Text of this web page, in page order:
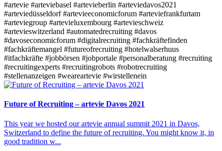
#artevie #arteviebasel #artevieberlin #arteviedavos2021
#arteviedüsseldorf#artevieeconomicforum #arteviefrankfurtam
#arteviegroup #artevieluxembourg #artevieschweiz
#artevieswitzerland #automatedrecruiting #davos
#davoseconomicforum #digitalrecruiting #fachkräftefinden
#fachkräftemangel #futureofrecruiting #hotelwalserhuus
#itfachkräfte #jobbörsen #jobportale #personalberatung #recruiting
#recruitingexperts #recruitingrobots #robotrecruiting
#stellenanzeigen #weareartevie #wirstellenein
Future of Recruiting – artevie Davos 2021
This year we hosted our artevie annual summit 2021 in Davos,
Switzerland to define the future of recruiting. You might know it, in
good tradition w...